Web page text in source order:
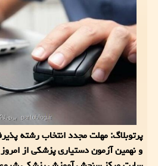
پرتوبلاگ: مهلت مجدد انتخاب رشته
و نهمین آزمون دستیاری پزشکی از